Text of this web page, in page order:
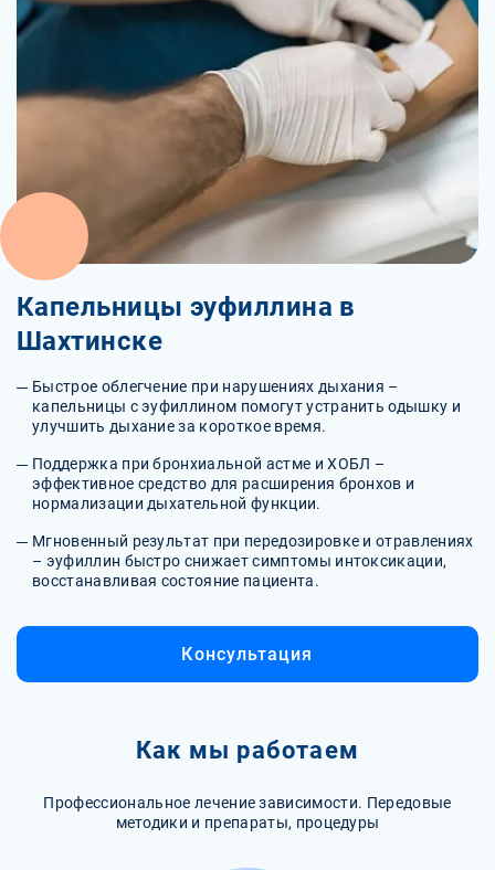
Капельницы эуфиллина в
Шахтинске
Быстрое облегчение при нарушениях дыхания –
капельницы с эуфиллином помогут устранить одышку и
улучшить дыхание за короткое время.
Поддержка при бронхиальной астме и ХОБЛ –
эффективное средство для расширения бронхов и
нормализации дыхательной функции.
Мгновенный результат при передозировке и отравлениях
– эуфиллин быстро снижает симптомы интоксикации,
восстанавливая состояние пациента.
Консультация
Как мы работаем
Профессиональное лечение зависимости. Передовые
методики и препараты, процедуры